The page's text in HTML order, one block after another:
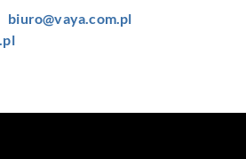
biuro@vaya.com.pl